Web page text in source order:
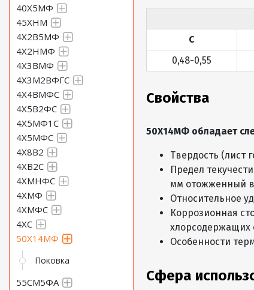
40Х5МФ
45ХНМ
4Х2В5МФ
4Х2НМФ
4Х3ВМФ
4Х3М2ВФГС
4Х4ВМФС
4Х5В2ФС
4Х5МФ1С
4Х5МФС
4Х8В2
4ХВ2С
4ХМНФС
4ХМФ
4ХМФС
4ХС
50Х14МФ
Поковка
55СМ5ФА
С
0,48-0,55
Свойства
50Х14МФ обладает
Твердость (лист
Предел
мм отожженный в
Относительное
Коррозионная
хлорсодержащих
Особенности
Сфера